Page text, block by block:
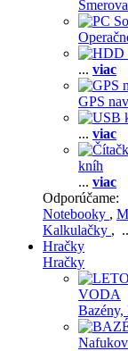
... viac
GPS
... viac
kníh
... viac
Odporúčame:
Notebooky ,
Kalkulačky ,
Hračky
Hračky
VODA
Bazény,